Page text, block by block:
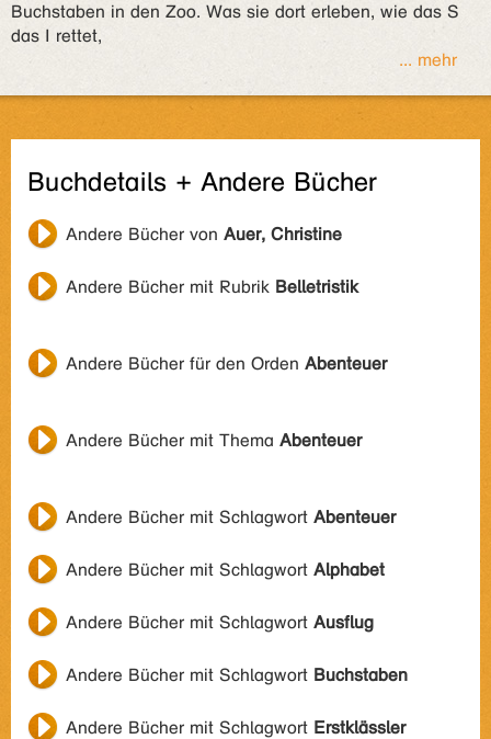
Buchstaben in den Zoo. Was sie dort erleben, wie das S
das I rettet,
... mehr
Buchdetails + Andere Bücher
Andere Bücher von Auer, Christine
Andere Bücher mit Rubrik Belletristik
Andere Bücher für den Orden Abenteuer
Andere Bücher mit Thema Abenteuer
Andere Bücher mit Schlagwort Abenteuer
Andere Bücher mit Schlagwort Alphabet
Andere Bücher mit Schlagwort Ausflug
Andere Bücher mit Schlagwort Buchstaben
Andere Bücher mit Schlagwort Erstklässler